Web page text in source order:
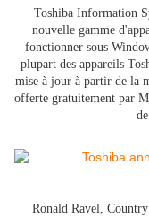
Toshiba Information
nouvelle gamme
fonctionner sous
plupart des appareils
mise à jour à partir de la
offerte gratuitement par
Ronald Ravel,